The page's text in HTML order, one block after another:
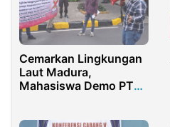
Cemarkan Lingkungan
Laut Madura,
Mahasiswa Demo PT